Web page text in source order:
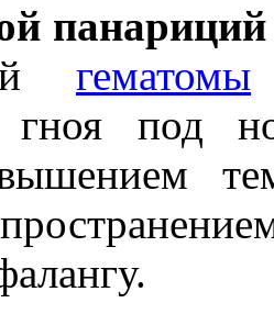
панариций
гематомы
гноя под